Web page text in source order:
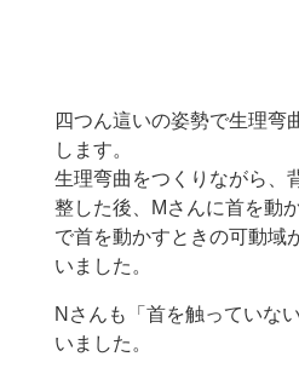
四つん這いの姿勢で生理弯
します。
生理弯曲をつくりながら、
整した後、Mさんに首を動
で首を動かすときの可動域
いました。
Nさんも「首を触っていな
いました。